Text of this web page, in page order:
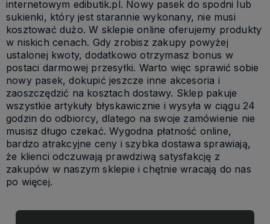
internetowym edibutik.pl. Nowy pasek do spodni lub
sukienki, który jest starannie wykonany, nie musi
kosztować dużo. W sklepie online oferujemy produkty
w niskich cenach. Gdy zrobisz zakupy powyżej
ustalonej kwoty, dodatkowo otrzymasz bonus w
postaci darmowej przesyłki. Warto więc sprawić sobie
nowy pasek, dokupić jeszcze inne akcesoria i
zaoszczędzić na kosztach dostawy. Sklep pakuje
wszystkie artykuły błyskawicznie i wysyła w ciągu 24
godzin do odbiorcy, dlatego na swoje zamówienie nie
musisz długo czekać. Wygodna płatność online,
bardzo atrakcyjne ceny i szybka dostawa sprawiają,
że klienci odczuwają prawdziwą satysfakcję z
zakupów w naszym sklepie i chętnie wracają do nas
po więcej.